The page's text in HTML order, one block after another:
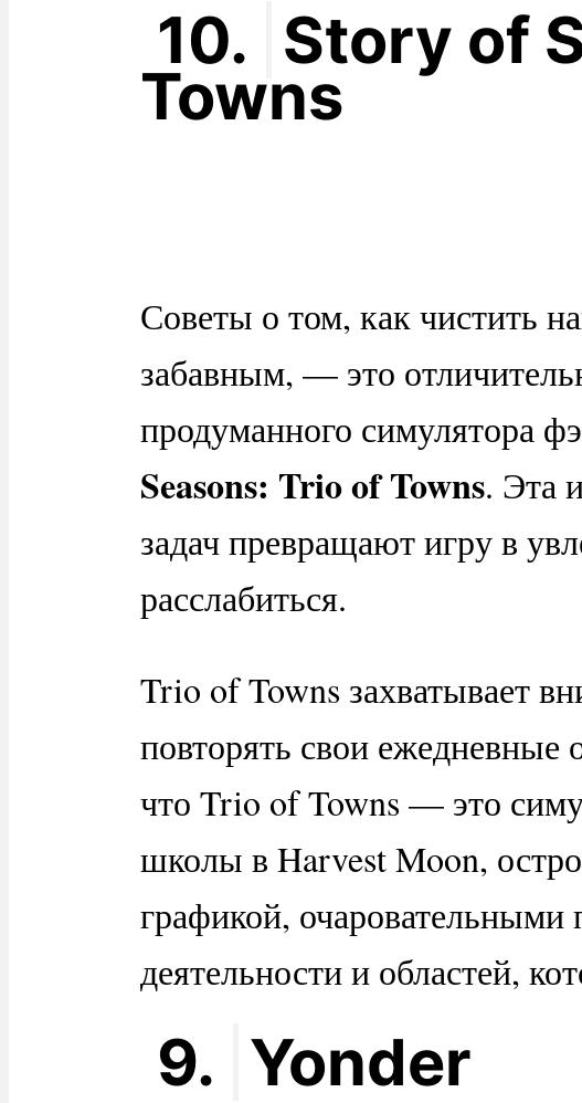
10. Story of
Towns
Советы о том, как чистить
забавным, — это
продуманного симулятора
Seasons: Trio of Towns. Эта
задач превращают игру в
расслабиться.
Trio of Towns захватывает
повторять свои ежедневные
что Trio of Towns — это
школы в Harvest Moon,
графикой,
деятельности и областей,
9. Yonder